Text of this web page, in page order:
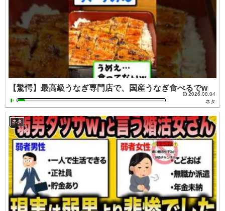
【驚愕】最高級うなぎ専門店で、国産うなぎ食べるでw
2026.08.04
ネタ
ネタ